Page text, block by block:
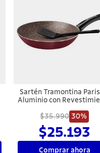
Sartén Tramontina
Aluminio con
Antiadherente Starflon
Rojo con Espátula de
28 cm 2,0 L
$35.990 30%
$25.193
Comprar ahora